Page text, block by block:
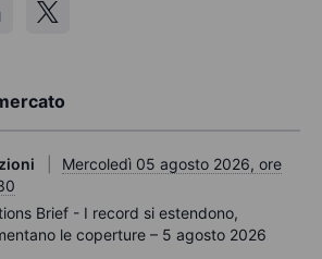
Mercoledì 05 agosto 2026, ore
Brief - I record si estendono,
le coperture – 5 agosto 2026